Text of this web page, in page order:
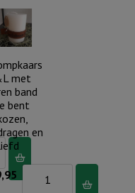
Uw
goedheid
reikt
tot
in
de
hemel
aantal
met
band
bent
en